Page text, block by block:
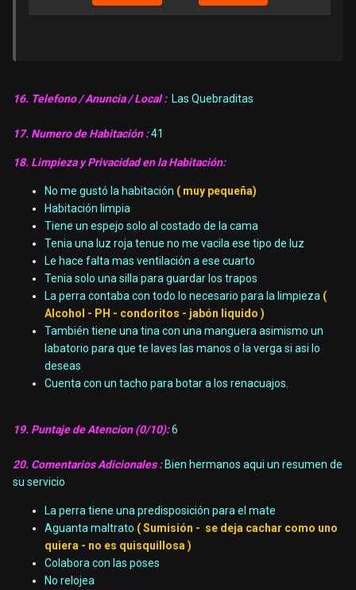
16. Telefono / Anuncia / Local : Las Quebraditas
17. Numero de Habitación :41
18. Limpieza y Privacidad en la Habitación:
No me gustó la habitación ( muy pequeña)
Habitación limpia
Tiene un espejo solo al costado de la cama
Tenia una luz roja tenue no me vacila ese tipo de luz
Le hace falta mas ventilación a ese cuarto
Tenia solo una silla para guardar los trapos
La perra contaba con todo lo necesario para la limpieza (
Alcohol - PH - condoritos - jabón liquido )
También tiene una tina con una manguera asimismo un
labatorio para que te laves las manos o la verga si asi lo
deseas
Cuenta con un tacho para botar a los renacuajos.
19. Puntaje de Atencion (0/10):6
20. Comentarios Adicionales :Bien hermanos aqui un resumen de
su servicio
La perra tiene una predisposición para el mate
Aguanta maltrato ( Sumisión - se deja cachar como uno
quiera - no es quisquillosa )
Colabora con las poses
No relojea